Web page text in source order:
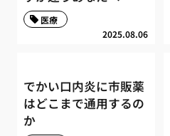
2025.08.06
医療
でかい口内炎に市販薬
はどこまで通用するの
か